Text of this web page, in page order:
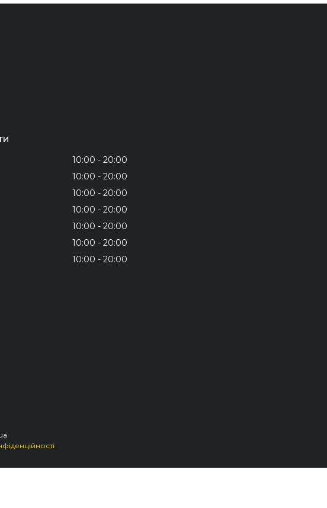
10:00
20:00
10:00
20:00
10:00
20:00
10:00
20:00
10:00
20:00
10:00
20:00
10:00 20:00